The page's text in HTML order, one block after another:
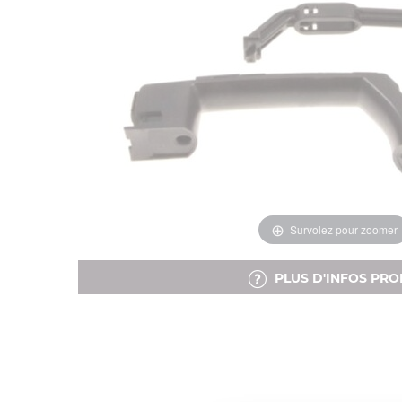
Survolez pour zoomer
PLUS D'INFOS